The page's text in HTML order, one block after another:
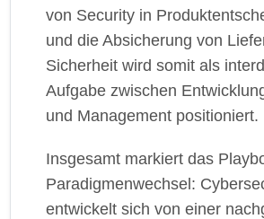
von Security in
und die Absicherung von
Sicherheit wird somit als
Aufgabe zwischen
und Management positioniert.
Insgesamt markiert das
Paradigmenwechsel:
entwickelt sich von einer